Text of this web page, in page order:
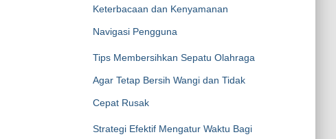
Keterbacaan dan Kenyamanan
Navigasi Pengguna
Tips Membersihkan Sepatu Olahraga
Agar Tetap Bersih Wangi dan Tidak
Cepat Rusak
Strategi Efektif Mengatur Waktu Bagi